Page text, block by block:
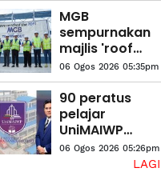
MGB
sempurnakan
majlis 'roof
topping'
Pangsapuri
Saujana Indah
06 Ogos 2026 05:35pm
90 peratus
pelajar
UniMAIWP
ditawarkan
bantuan am
06 Ogos 2026 05:26pm
LAGI